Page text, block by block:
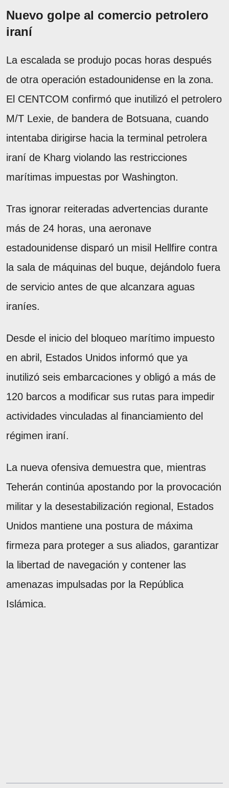
Nuevo golpe al comercio petrolero
iraní
La escalada se produjo pocas horas después
de otra operación estadounidense en la zona.
El CENTCOM confirmó que inutilizó el petrolero
M/T Lexie, de bandera de Botsuana, cuando
intentaba dirigirse hacia la terminal petrolera
iraní de Kharg violando las restricciones
marítimas impuestas por Washington.
Tras ignorar reiteradas advertencias durante
más de 24 horas, una aeronave
estadounidense disparó un misil Hellfire contra
la sala de máquinas del buque, dejándolo fuera
de servicio antes de que alcanzara aguas
iraníes.
Desde el inicio del bloqueo marítimo impuesto
en abril, Estados Unidos informó que ya
inutilizó seis embarcaciones y obligó a más de
120 barcos a modificar sus rutas para impedir
actividades vinculadas al financiamiento del
régimen iraní.
La nueva ofensiva demuestra que, mientras
Teherán continúa apostando por la provocación
militar y la desestabilización regional, Estados
Unidos mantiene una postura de máxima
firmeza para proteger a sus aliados, garantizar
la libertad de navegación y contener las
amenazas impulsadas por la República
Islámica.